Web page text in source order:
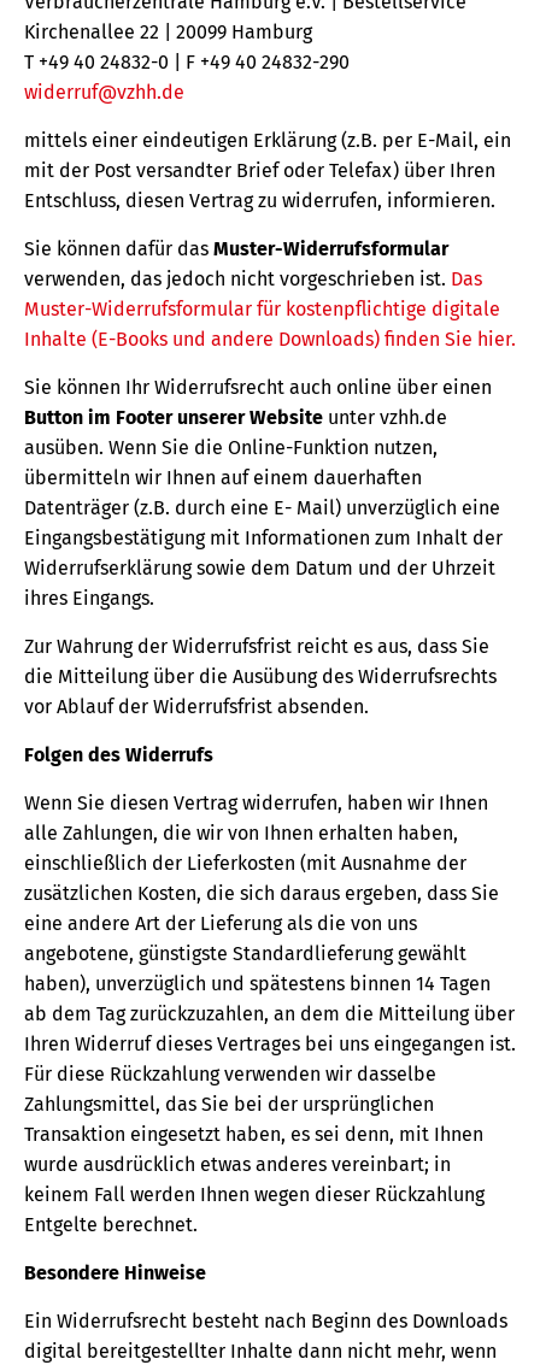
Kirchenallee 22 | 20099 Hamburg
T +49 40 24832-0 | F +49 40 24832-290
widerruf@vzhh.de
mittels einer eindeutigen Erklärung (z.B. per E-Mail, ein
mit der Post versandter Brief oder Telefax) über Ihren
Entschluss, diesen Vertrag zu widerrufen, informieren.
Sie können dafür das Muster-Widerrufsformular
verwenden, das jedoch nicht vorgeschrieben ist. Das
Muster-Widerrufsformular für kostenpflichtige digitale
Inhalte (E-Books und andere Downloads) finden Sie hier.
Sie können Ihr Widerrufsrecht auch online über einen
Button im Footer unserer Website unter vzhh.de
ausüben. Wenn Sie die Online-Funktion nutzen,
übermitteln wir Ihnen auf einem dauerhaften
Datenträger (z.B. durch eine E- Mail) unverzüglich eine
Eingangsbestätigung mit Informationen zum Inhalt der
Widerrufserklärung sowie dem Datum und der Uhrzeit
ihres Eingangs.
Zur Wahrung der Widerrufsfrist reicht es aus, dass Sie
die Mitteilung über die Ausübung des Widerrufsrechts
vor Ablauf der Widerrufsfrist absenden.
Folgen des Widerrufs
Wenn Sie diesen Vertrag widerrufen, haben wir Ihnen
alle Zahlungen, die wir von Ihnen erhalten haben,
einschließlich der Lieferkosten (mit Ausnahme der
zusätzlichen Kosten, die sich daraus ergeben, dass Sie
eine andere Art der Lieferung als die von uns
angebotene, günstigste Standardlieferung gewählt
haben), unverzüglich und spätestens binnen 14 Tagen
ab dem Tag zurückzuzahlen, an dem die Mitteilung über
Ihren Widerruf dieses Vertrages bei uns eingegangen ist.
Für diese Rückzahlung verwenden wir dasselbe
Zahlungsmittel, das Sie bei der ursprünglichen
Transaktion eingesetzt haben, es sei denn, mit Ihnen
wurde ausdrücklich etwas anderes vereinbart; in
keinem Fall werden Ihnen wegen dieser Rückzahlung
Entgelte berechnet.
Besondere Hinweise
Ein Widerrufsrecht besteht nach Beginn des Downloads
digital bereitgestellter Inhalte dann nicht mehr, wenn